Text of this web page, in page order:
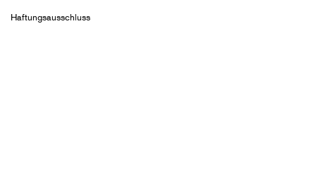
Haftungsausschluss